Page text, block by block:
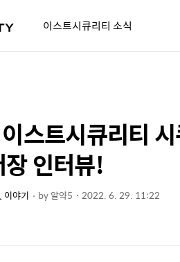
이스트시큐리티 소식
스트시큐리티
인터뷰!
이야기 by알약5 2022. 6. 29. 11:22